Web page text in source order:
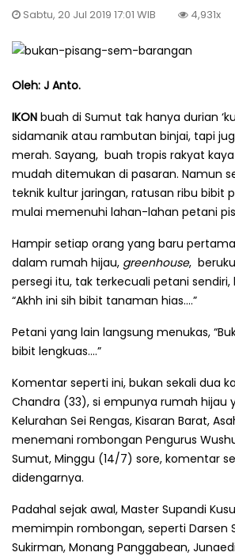
Sabtu, 20 Jul 2019 17:01 WIB 4,931x
Oleh: J Anto.
IKON buah di Sumut tak hanya durian
sidamanik atau rambutan binjai, tapi
merah. Sayang, buah tropis rakyat
mudah ditemu­kan di pasaran. Namun
teknik kultur jaringan, ratusan ribu bibit
mulai memenuhi lahan-lahan petani
Hampir setiap orang yang baru
dalam rumah hijau, greenhouse,
persegi itu, tak terkecuali petani
“Akhh ini sih bibit tanaman hias....”
Petani yang lain langsung menukas,
bibit lengkuas....”
Komentar seperti ini, bukan sekali dua
Chandra (33), si empunya rumah hijau
Kelurahan Sei Rengas, Kisaran Barat,
menemani rombong­an Pengurus
Sumut, Minggu (14/7) sore, komentar
didengarnya.
Padahal sejak awal, Master Supandi
memimpin rombongan, seperti Darsen
Sukirman, Monang Panggabean,